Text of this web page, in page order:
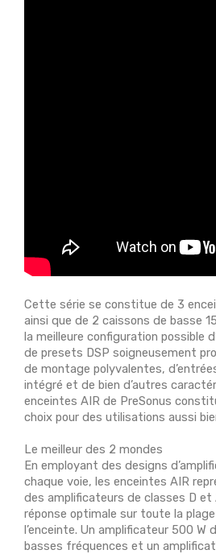
Cette série se constitue de 3
ainsi que de 2 caissons de basse
la meilleure configuration possible
de presets DSP soigneusement
de montage polyvalentes,
intégré et de bien d’autres
enceintes AIR de PreSonus
choix pour des utilisations aussi
Le meilleur des 2 mondes
En employant des designs
chaque voie, les enceintes AIR
des amplificateurs de classes D et
réponse optimale sur toute la
l’enceinte. Un amplificateur 500 W
basses fréquences et un